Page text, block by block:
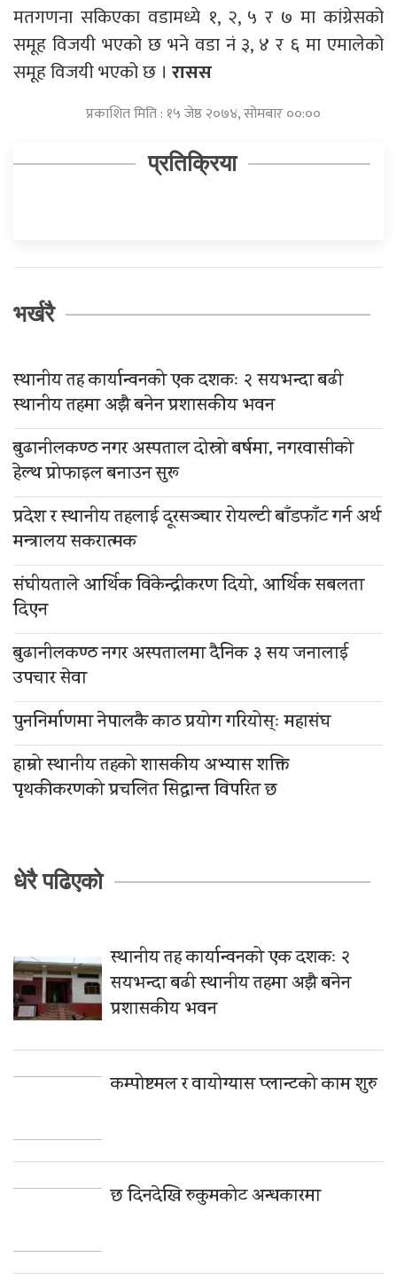
मतगणना सकिएका वडामध्ये १, २, ५ र ७ मा कांग्रेसको
समूह विजयी भएको छ भने वडा नं ३, ४ र ६ मा एमालेको
समूह विजयी भएको छ । रासस
प्रकाशित मिति : १५ जेष्ठ २०७४, सोमबार ००:००
प्रतिक्रिया
भर्खरै
स्थानीय तह कार्यान्वनको एक दशकः २ सयभन्दा बढी
स्थानीय तहमा अझै बनेन प्रशासकीय भवन
बुढानीलकण्ठ नगर अस्पताल दोस्रो बर्षमा, नगरवासीको
हेल्थ प्रोफाइल बनाउन सुरू
प्रदेश र स्थानीय तहलाई दूरसञ्चार रोयल्टी बाँडफाँट गर्न अर्थ
मन्त्रालय सकरात्मक
संघीयताले आर्थिक विकेन्द्रीकरण दियो, आर्थिक सबलता
दिएन
बुढानीलकण्ठ नगर अस्पतालमा दैनिक ३ सय जनालाई
उपचार सेवा
पुननिर्माणमा नेपालकै काठ प्रयोग गरियोस्ः महासंघ
हाम्रो स्थानीय तहको शासकीय अभ्यास शक्ति
पृथकीकरणको प्रचलित सिद्धान्त विपरित छ
धेरै पढिएको
स्थानीय तह कार्यान्वनको एक दशकः २
सयभन्दा बढी स्थानीय तहमा अझै बनेन
प्रशासकीय भवन
कम्पोष्टमल र वायोग्यास प्लान्टको काम शुरु
छ दिनदेखि रुकुमकोट अन्धकारमा